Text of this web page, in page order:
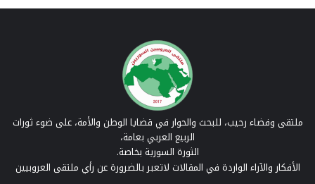
ملتقى وفضاء رحيب، للبحث والحوار في قضايا الوطن والأمة، على ضوء ثورات
الربيع العربي بعامة،
الثورة السورية بخاصة.
الأفكار والآراء الواردة في المقالات لاتعبر بالضرورة عن رأي ملتقى العروبيين